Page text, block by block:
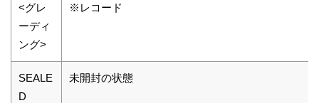
<グレ
ーディ
ング>
※レコード
SEALE
D
未開封の状態